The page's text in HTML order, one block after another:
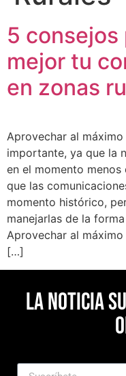
5 consejos
mejor tu
en zonas
Aprovechar al
importante, ya que la
en el momento
que las
momento histórico,
manejarlas de la
Aprovechar al
[…]
La noticia